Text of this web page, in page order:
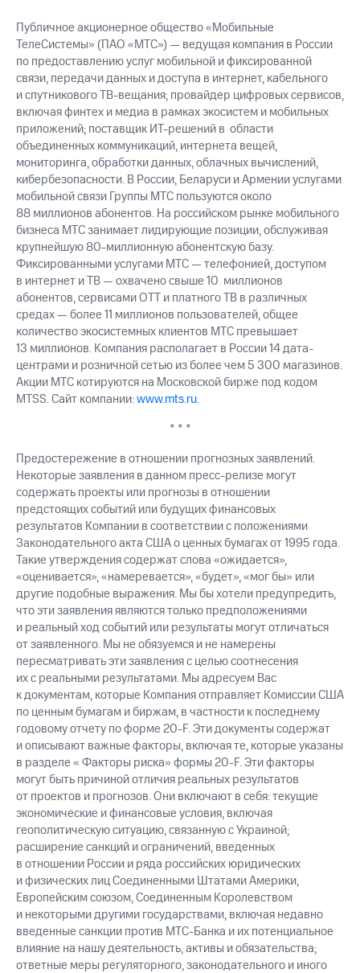
Публичное акционерное общество «Мобильные
ТелеСистемы» (ПАО «МТС») — ведущая компания в России
по предоставлению услуг мобильной и фиксированной
связи, передачи данных и доступа в интернет, кабельного
и спутникового ТВ-вещания; провайдер цифровых сервисов,
включая финтех и медиа в рамках экосистем и мобильных
приложений; поставщик ИТ-решений в области
объединенных коммуникаций, интернета вещей,
мониторинга, обработки данных, облачных вычислений,
кибербезопасности. В России, Беларуси и Армении услугами
мобильной связи Группы МТС пользуются около
88 миллионов абонентов. На российском рынке мобильного
бизнеса МТС занимает лидирующие позиции, обслуживая
крупнейшую 80-миллионную абонентскую базу.
Фиксированными услугами МТС — телефонией, доступом
в интернет и ТВ — охвачено свыше 10 миллионов
абонентов, сервисами OTT и платного ТВ в различных
средах — более 11 миллионов пользователей, общее
количество экосистемных клиентов МТС превышает
13 миллионов. Компания располагает в России 14 дата-
центрами и розничной сетью из более чем 5 300 магазинов.
Акции МТС котируются на Московской бирже под кодом
MTSS. Сайт компании:www.mts.ru.
* * *
Предостережение в отношении прогнозных заявлений.
Некоторые заявления в данном пресс-релизе могут
содержать проекты или прогнозы в отношении
предстоящих событий или будущих финансовых
результатов Компании в соответствии с положениями
Законодательного акта США о ценных бумагах от 1995 года.
Такие утверждения содержат слова «ожидается»,
«оценивается», «намеревается», «будет», «мог бы» или
другие подобные выражения. Мы бы хотели предупредить,
что эти заявления являются только предположениями
и реальный ход событий или результаты могут отличаться
от заявленного. Мы не обязуемся и не намерены
пересматривать эти заявления с целью соотнесения
их с реальными результатами. Мы адресуем Вас
к документам, которые Компания отправляет Комиссии США
по ценным бумагам и биржам, в частности к последнему
годовому отчету по форме 20-F. Эти документы содержат
и описывают важные факторы, включая те, которые указаны
в разделе « Факторы риска» формы 20-F. Эти факторы
могут быть причиной отличия реальных результатов
от проектов и прогнозов. Они включают в себя: текущие
экономические и финансовые условия, включая
геополитическую ситуацию, связанную с Украиной;
расширение санкций и ограничений, введенных
в отношении России и ряда российских юридических
и физических лиц Соединенными Штатами Америки,
Европейским союзом, Соединенным Королевством
и некоторыми другими государствами, включая недавно
введенные санкции против МТС-Банка и их потенциальное
влияние на нашу деятельность, активы и обязательства;
ответные меры регуляторного, законодательного и иного